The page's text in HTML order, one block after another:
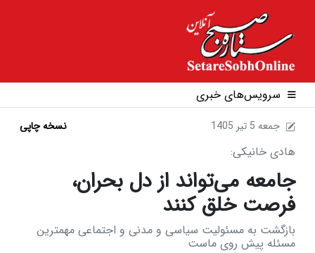
سرویس‌های خبری
1405 جمعه 5 تير نسخه چاپی
هادی خانیکی:
جامعه می‌تواند از دل بحران،
فرصت‌ خلق کنند
بازگشت به مسئولیت سیاسی و مدنی و اجتماعی مهمترین
مسئله پیش روی ماست